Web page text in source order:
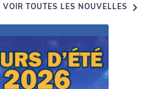
VOIR TOUTES LES NOUVELLES